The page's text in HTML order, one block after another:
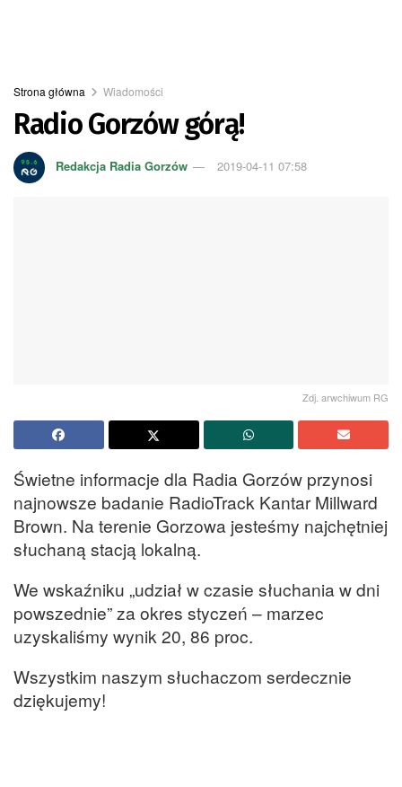
Strona główna Wiadomości
Radio Gorzów górą!
Redakcja Radia Gorzów 2019-04-11 07:58
Zdj. arwchiwum RG
Świetne informacje dla Radia Gorzów przynosi
najnowsze badanie RadioTrack Kantar Millward
Brown. Na terenie Gorzowa jesteśmy najchętniej
słuchaną stacją lokalną.
We wskaźniku „udział w czasie słuchania w dni
powszednie” za okres styczeń – marzec
uzyskaliśmy wynik 20, 86 proc.
Wszystkim naszym słuchaczom serdecznie
dziękujemy!